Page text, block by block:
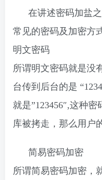
在讲述密码加盐
常见的密码及加密方
明文密码
所谓明文密码就是没
台传到后台的是
就是”123456″,这种
库被拷走，那么用户
简易密码加密
所谓简易密码加密，